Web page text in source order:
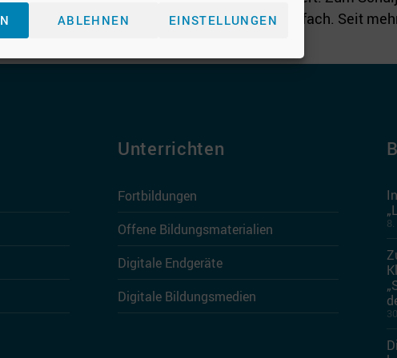
ABLEHNEN EINSTELLUNGEN
ab der Klassenstufe 7 zum Pflichtfach. Seit
den zentralen Fragen […]
Unterrichten
Fortbildungen
Offene Bildungsmaterialien
Digitale Endgeräte
Digitale Bildungsmedien